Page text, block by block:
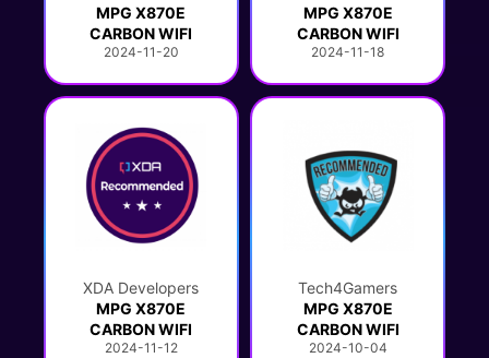
MPG X870E
CARBON WIFI
2024-11-20
MPG X870E
CARBON WIFI
2024-11-18
XDA Developers
MPG X870E
CARBON WIFI
2024-11-12
Tech4Gamers
MPG X870E
CARBON WIFI
2024-10-04